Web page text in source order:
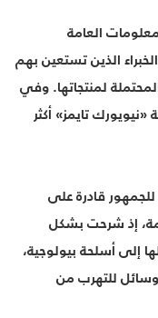
العامة
الذين تستعين بهم
لمنتجاتها. وفي
تايمز» أكثر
قادرة على
إذ شرحت بشكل
إلى أسلحة بيولوجية،
للتهرب من